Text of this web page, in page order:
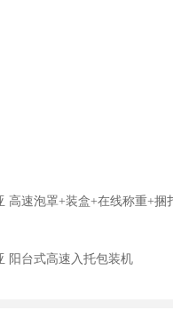
高速泡罩+装盒+在线称重+捆
阳台式高速入托包装机